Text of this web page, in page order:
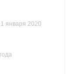
января 2020